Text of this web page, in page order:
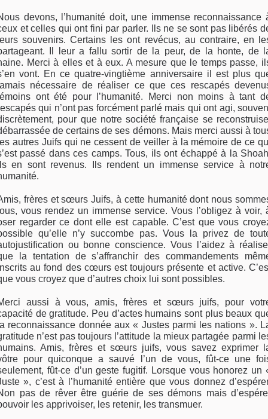
devons, l’humanité doit, une immense reconnaissance
et celles qui ont fini par parler. Ils ne se sont pas libérés
souvenirs. Certains les ont revécus, au contraire, en
Il leur a fallu sortir de la peur, de la honte, de
Merci à elles et à eux. A mesure que le temps passe,
vont. En ce quatre-vingtième anniversaire il est plus
nécessaire de réaliser ce que ces rescapés
ont été pour l’humanité. Merci non moins à tant
qui n’ont pas forcément parlé mais qui ont agi,
pour que notre société française se
de certains de ses démons. Mais merci aussi à
autres Juifs qui ne cessent de veiller à la mémoire de ce
passé dans ces camps. Tous, ils ont échappé à la
en sont revenus. Ils rendent un immense service à
frères et sœurs Juifs, à cette humanité dont nous
vous rendez un immense service. Vous l’obligez à voir,
regarder ce dont elle est capable. C’est que vous
qu’elle n’y succombe pas. Vous la privez de
ou bonne conscience. Vous l’aidez à
la tentation de s’affranchir des commandements
au fond des cœurs est toujours présente et active.
vous croyez que d’autres choix lui sont possibles.
aussi à vous, amis, frères et sœurs juifs, pour
de gratitude. Peu d’actes humains sont plus beaux
reconnaissance donnée aux « Justes parmi les nations ».
n’est pas toujours l’attitude la mieux partagée parmi
Amis, frères et sœurs juifs, vous savez exprimer
pour quiconque a sauvé l’un de vous, fût-ce une
fût-ce d’un geste fugitif. Lorsque vous honorez un
», c’est à l’humanité entière que vous donnez
pas de rêver être guérie de ses démons mais
les apprivoiser, les retenir, les transmuer.